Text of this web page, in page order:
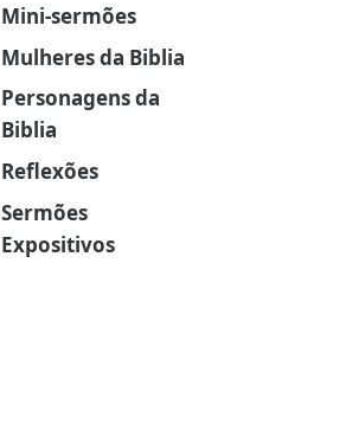
Mini-sermões
Mulheres da Biblia
Personagens da
Biblia
Reflexões
Sermões
Expositivos